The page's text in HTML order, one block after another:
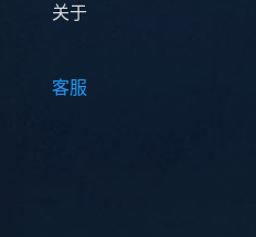
关于
客服